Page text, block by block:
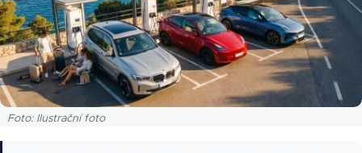
Foto: Ilustrační foto